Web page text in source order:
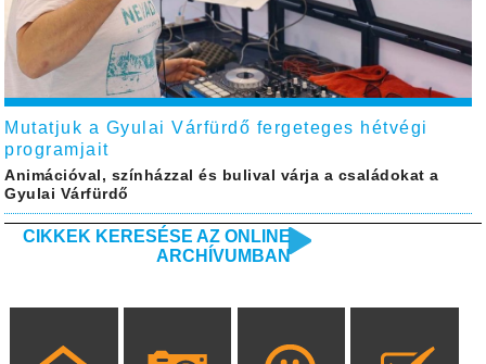
Mutatjuk a Gyulai Várfürdő fergeteges hétvégi
programjait
Animációval, színházzal és bulival várja a családokat a
Gyulai Várfürdő
CIKKEK KERESÉSE AZ ONLINE
ARCHÍVUMBAN